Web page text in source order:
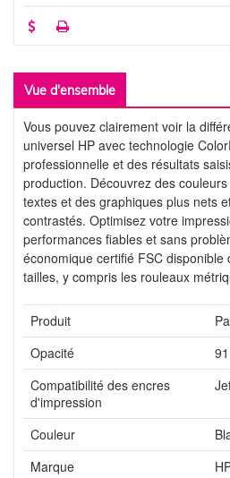
Vue d'ensemble
Vous pouvez clairement voir la
universel HP avec technologie
professionnelle et des résultats
production. Découvrez des
textes et des graphiques plus nets
contrastés. Optimisez votre
performances fiables et sans
économique certifié FSC
tailles, y compris les rouleaux
Produit
Opacité
91
Compatibilité des encres
d'impression
Couleur
Marque